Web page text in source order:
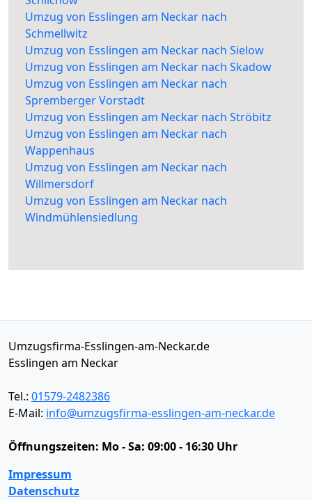
Umzug von Esslingen am Neckar nach
Schmellwitz
Umzug von Esslingen am Neckar nach Sielow
Umzug von Esslingen am Neckar nach Skadow
Umzug von Esslingen am Neckar nach
Spremberger Vorstadt
Umzug von Esslingen am Neckar nach Ströbitz
Umzug von Esslingen am Neckar nach
Wappenhaus
Umzug von Esslingen am Neckar nach
Willmersdorf
Umzug von Esslingen am Neckar nach
Windmühlensiedlung
Umzugsfirma-Esslingen-am-Neckar.de
Esslingen am Neckar
Tel.: 01579-2482386
E-Mail: info@umzugsfirma-esslingen-am-neckar.de
Öffnungszeiten: Mo - Sa: 09:00 - 16:30 Uhr
Impressum
Datenschutz